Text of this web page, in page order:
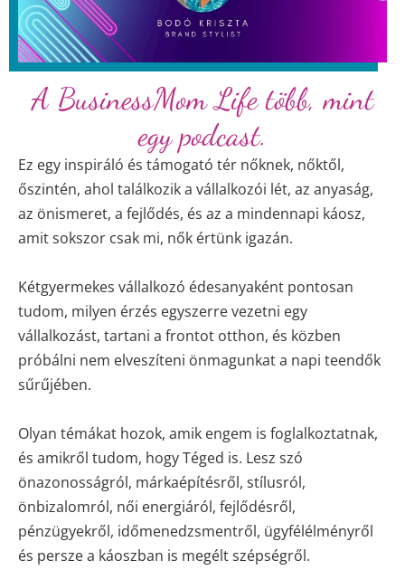
A BusinessMom Life több, mint
egy podcast.
Ez egy inspiráló és támogató tér nőknek, nőktől,
őszintén, ahol találkozik a vállalkozói lét, az anyaság,
az önismeret, a fejlődés, és az a mindennapi káosz,
amit sokszor csak mi, nők értünk igazán.
Kétgyermekes vállalkozó édesanyaként pontosan
tudom, milyen érzés egyszerre vezetni egy
vállalkozást, tartani a frontot otthon, és közben
próbálni nem elveszíteni önmagunkat a napi teendők
sűrűjében.
Olyan témákat hozok, amik engem is foglalkoztatnak,
és amikről tudom, hogy Téged is. Lesz szó
önazonosságról, márkaépítésről, stílusról,
önbizalomról, női energiáról, fejlődésről,
pénzügyekről, időmenedzsmentről, ügyfélélményről
és persze a káoszban is megélt szépségről.